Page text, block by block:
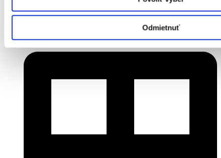
Odmietnuť